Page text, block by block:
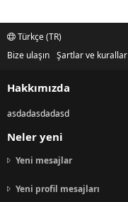
Türkçe (TR)
Bize ulaşın Şartlar ve kurallar
Hakkımızda
asdadasdadasd
Neler yeni
Yeni mesajlar
Yeni profil mesajları